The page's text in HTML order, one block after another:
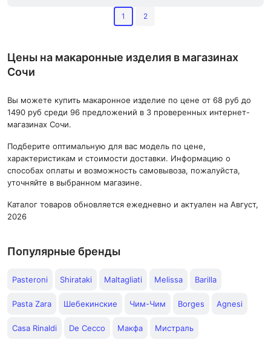
1 2
Цены на макаронные изделия в магазинах
Сочи
Вы можете купить макаронное изделие по цене от 68 руб до
1490 руб среди 96 предложений в 3 проверенных интернет-
магазинах Сочи.
Подберите оптимальную для вас модель по цене,
характеристикам и стоимости доставки. Информацию о
способах оплаты и возможность самовывоза, пожалуйста,
уточняйте в выбранном магазине.
Каталог товаров обновляется ежедневно и актуален на Август,
2026
Популярные бренды
Pasteroni Shirataki Maltagliati Melissa Barilla
Pasta Zara Шебекинские Чим-Чим Borges Agnesi
Casa Rinaldi De Cecco Макфа Мистраль